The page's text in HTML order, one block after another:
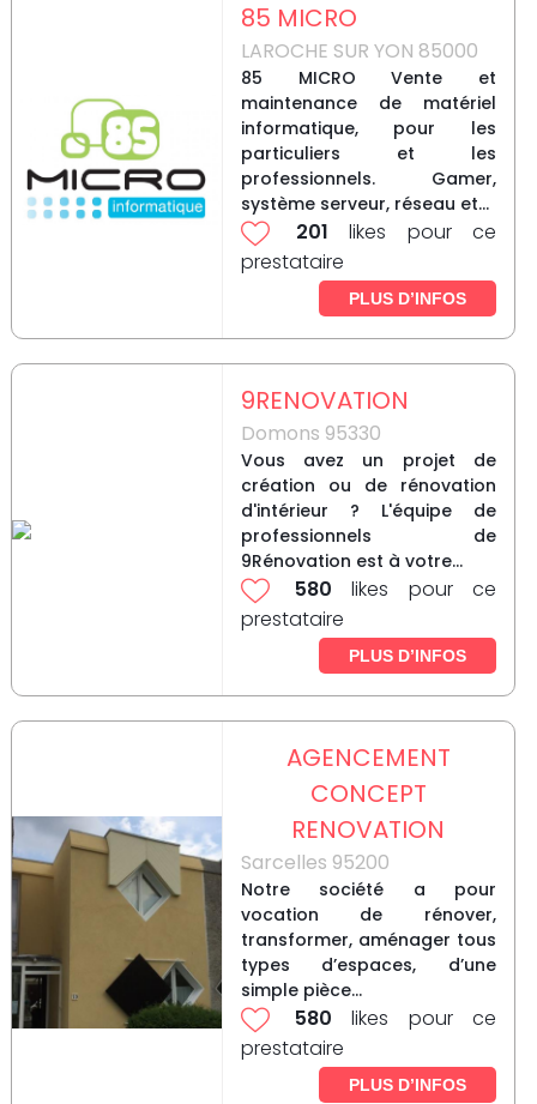
85 MICRO
LAROCHE SUR YON 85000
85 MICRO Vente et
maintenance de matériel
informatique, pour les
particuliers et les
professionnels. Gamer,
système serveur, réseau et...
201 likes pour ce
prestataire
PLUS D’INFOS
9RENOVATION
Domons 95330
Vous avez un projet de
création ou de rénovation
d'intérieur ? L'équipe de
professionnels de
9Rénovation est à votre...
580 likes pour ce
prestataire
PLUS D’INFOS
AGENCEMENT
CONCEPT
RENOVATION
Sarcelles 95200
Notre société a pour
vocation de rénover,
transformer, aménager tous
types d’espaces, d’une
simple pièce...
580 likes pour ce
prestataire
PLUS D’INFOS